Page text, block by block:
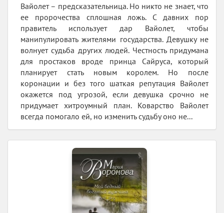
Вайолет – предсказательница. Но никто не знает, что
ее пророчества сплошная ложь. С давних пор
правитель использует дар Вайолет, чтобы
манипулировать жителями государства. Девушку не
волнует судьба других людей. Честность придумана
для простаков вроде принца Сайруса, который
планирует стать новым королем. Но после
коронации и без того шаткая репутация Вайолет
окажется под угрозой, если девушка срочно не
придумает хитроумный план. Коварство Вайолет
всегда помогало ей, но изменить судьбу оно не...